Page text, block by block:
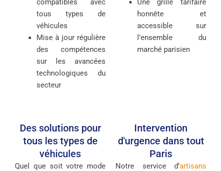
compatibles avec
tous types de
véhicules
Mise à jour régulière
des compétences
sur les avancées
technologiques du
secteur
Une grille tarifaire
honnête et
accessible sur
l’ensemble du
marché parisien
Des solutions pour
tous les types de
véhicules
Quel que soit votre mode
Intervention
d'urgence dans tout
Paris
Notre service d’artisans